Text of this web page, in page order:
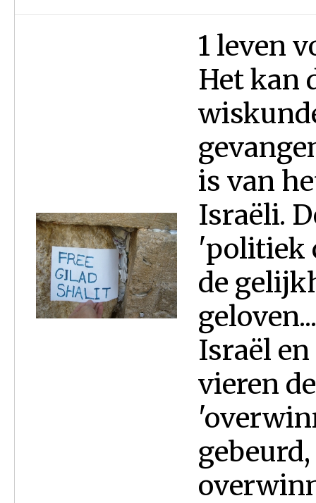
1 leven
Het kan
is van
Israëli.
'politiek
de
Israël
vieren